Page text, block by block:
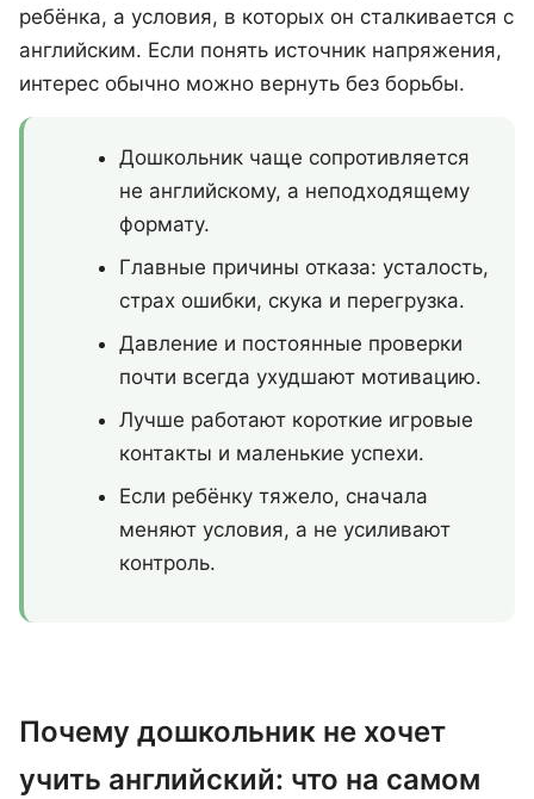
ребёнка, а условия, в которых он сталкивается с
английским. Если понять источник напряжения,
интерес обычно можно вернуть без борьбы.
Дошкольник чаще сопротивляется
не английскому, а неподходящему
формату.
Главные причины отказа: усталость,
страх ошибки, скука и перегрузка.
Давление и постоянные проверки
почти всегда ухудшают мотивацию.
Лучше работают короткие игровые
контакты и маленькие успехи.
Если ребёнку тяжело, сначала
меняют условия, а не усиливают
контроль.
Почему дошкольник не хочет
учить английский: что на самом